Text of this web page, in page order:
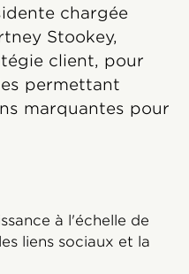
chargée
Stookey,
client, pour
permettant
marquantes pour
à l'échelle de
liens sociaux et la